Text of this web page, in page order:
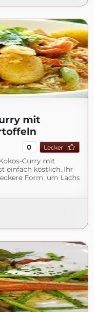
mit
0 Lecker
Curry mit
einfach köstlich. Ihr
Form, um Lachs